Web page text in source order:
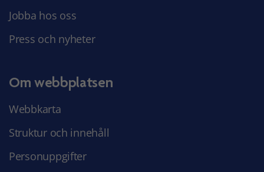
Jobba hos oss
Press och nyheter
Om webbplatsen
Webbkarta
Struktur och innehåll
Personuppgifter